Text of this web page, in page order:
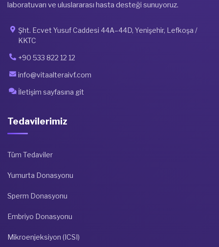
laboratuvarı ve uluslararası hasta desteği sunuyoruz.
Şht. Ecvet Yusuf Caddesi 44A–44D, Yenişehir, Lefkoşa /
KKTC
+90 533 822 12 12
info@vitaalteraivf.com
İletişim sayfasına git
Tedavilerimiz
Tüm Tedaviler
Yumurta Donasyonu
Sperm Donasyonu
Embriyo Donasyonu
Mikroenjeksiyon (ICSI)